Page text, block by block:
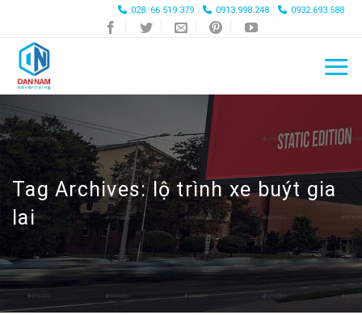
content
028. 66 519 379 0913.998.248 0932.693.588
Tag Archives:lộ trình xe buýt gia
lai